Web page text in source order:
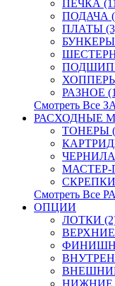
ПЕЧКА
ПОДАЧА
ПЛАТЫ
БУНКЕРЫ
РАЗНОЕ
Смотреть
РАСХОДНЫЕ
ТОНЕРЫ
ЧЕРНИЛА
МАСТЕР-
СКРЕПКИ
Смотреть
ОПЦИИ
ЛОТКИ
ВЕРХНИЕ
НИЖНИЕ